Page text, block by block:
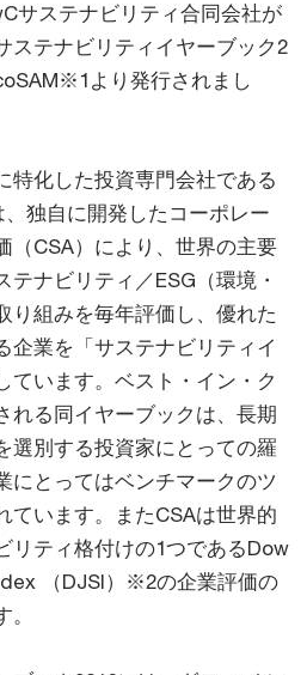
サステナビリティ合同会社が
ステナビリティイヤーブック2
より発行されまし
特化した投資専門会社である
独自に開発したコーポレー
（CSA）により、世界の主要
ナビリティ／ESG（環境・
り組みを毎年評価し、優れた
企業を「サステナビリティイ
ています。ベスト・イン・ク
れる同イヤーブックは、長期
選別する投資家にとっての羅
にとってはベンチマークのツ
ています。またCSAは世界的
リティ格付けの1つであるDow
（DJSI）※2の企業評価の